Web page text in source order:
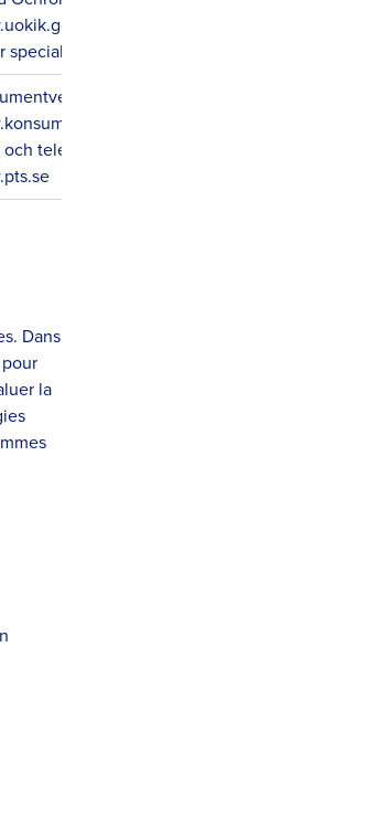
specialized authorities depending on product/
(Swedish Consumer Agency)
och telestyrelsen (PTS) for telecommunications
Dans
la